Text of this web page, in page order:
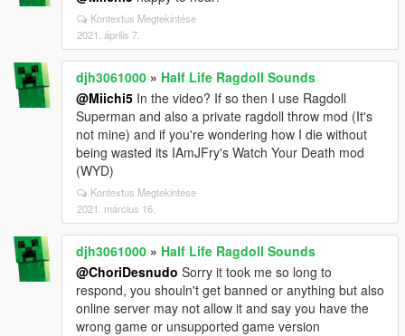
Kontextus Megtekintése
2021. április 7.
djh3061000 » Half Life Ragdoll Sounds
@Miichi5 In the video? If so then I use Ragdoll
Superman and also a private ragdoll throw mod (It's
not mine) and if you're wondering how I die without
being wasted its IAmJFry's Watch Your Death mod
(WYD)
Kontextus Megtekintése
2021. március 16.
djh3061000 » Half Life Ragdoll Sounds
@ChoriDesnudo Sorry it took me so long to
respond, you shouln't get banned or anything but also
online server may not allow it and say you have the
wrong game or unsupported game version